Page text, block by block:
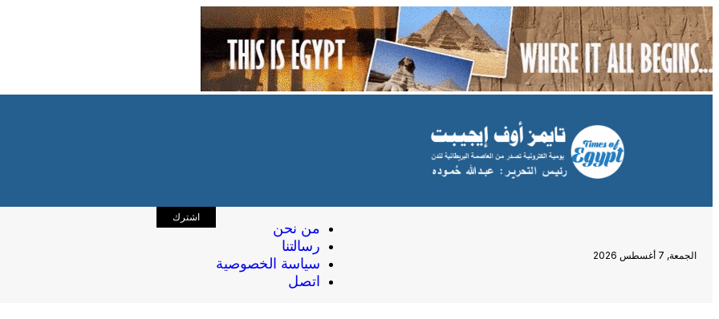
الجمعة, 7 أغسطس 2026
من نحن
رسالتنا
سياسة الخصوصية
اتصل
اشترك